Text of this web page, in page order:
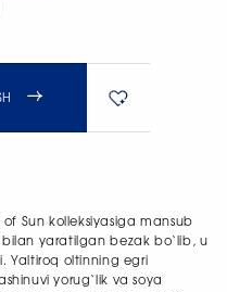
Sun kolleksiyasiga mansub
bilan yaratilgan bezak bo‘lib, u
Yaltiroq oltinning egri
yorug‘lik va soya